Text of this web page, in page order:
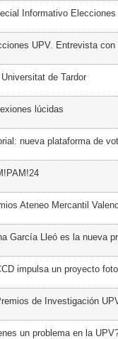
Informativo Elecciones
UPV. Entrevista con
de Tardor
lúcidas
nueva plataforma de
Ateneo Mercantil
García Lleó es la nueva
impulsa un proyecto
de Investigación
un problema en la